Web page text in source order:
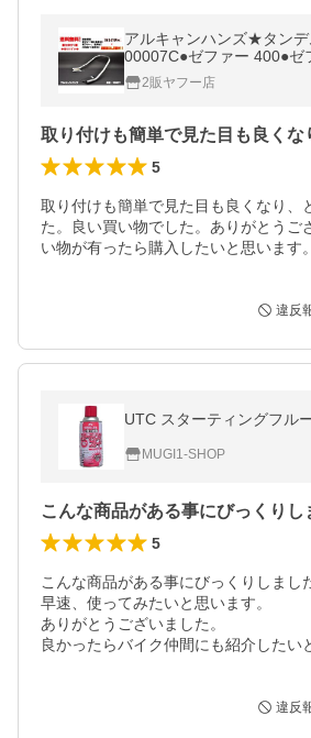
アルキャンハンズ★タン
00007C●ゼファー 400●ゼ
X400●メッキ【送料無料】
グリップ/ALCAN hands
2販ヤフー店
5
取り付けも簡単で見た目も良くなり、
た。良い買い物でした。ありがとうご
い物が有ったら購入したいと思います。
違反
UTC スターティングフル
MUGI1-SHOP
5
こんな商品がある事にびっくりしまし
早速、使ってみたいと思います。
ありがとうございました。
良かったらバイク仲間にも紹介したい
違反